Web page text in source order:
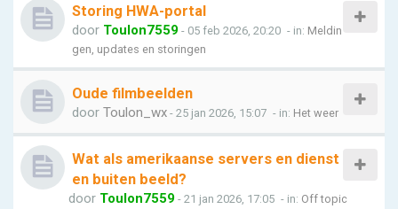
Storing HWA-portal
door Toulon7559 - 05 feb 2026, 20:20 - in: Meldin
gen, updates en storingen
Oude filmbeelden
door Toulon_wx - 25 jan 2026, 15:07 - in: Het weer
Wat als amerikaanse servers en dienst
en buiten beeld?
door Toulon7559 - 21 jan 2026, 17:05 - in: Off topic